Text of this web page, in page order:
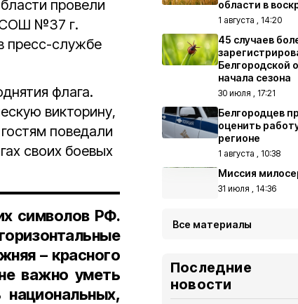
провели
СОШ №37 г.
пресс-службе
флага.
викторину,
поведали
своих боевых
символов РФ.
– красного
важно уметь
области в
1 августа , 14:20
45 случаев
Белгородской
начала сезона
30 июля , 17:21
Белгородцев
оценить
регионе
1 августа , 10:38
Миссия
31 июля , 14:36
Все материалы
Последние
новости